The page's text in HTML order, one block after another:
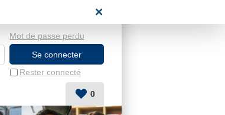
Rester connecté
Mot de passe perdu
0